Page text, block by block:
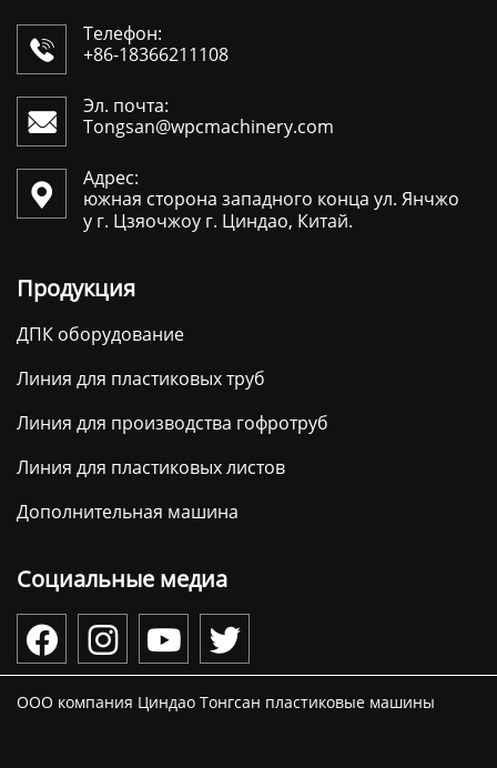

Телефон:
+86-18366211108

Эл. почта:
Tongsan@wpcmachinery.com

Адрес:
южная сторона западного конца ул. Янчжо
у г. Цзяочжоу г. Циндао, Китай.
Продукция
ДПК оборудование
Линия для пластиковых труб
Линия для производства гофротруб
Линия для пластиковых листов
Дополнительная машина
Социальные медиа
   
ООО компания Циндао Тонгсан пластиковые машины